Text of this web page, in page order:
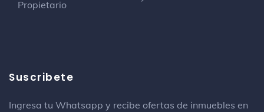
Propietario
Suscribete
Ingresa tu Whatsapp y recibe ofertas de inmuebles en